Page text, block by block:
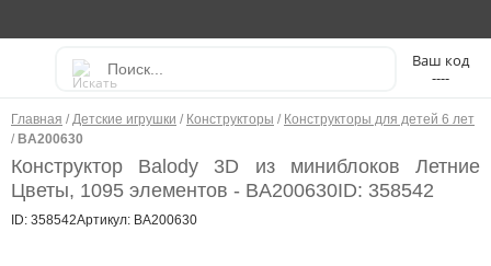
----
Главная / Детские игрушки / Конструкторы / Конструкторы для детей 6 лет
/ BA200630
Конструктор Balody 3D из миниблоков Летние
Цветы, 1095 элементов - BA200630ID: 358542
ID: 358542Артикул: BA200630